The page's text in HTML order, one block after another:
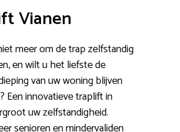
Vianen
meer om de trap zelfstandig
en wilt u het liefste de
van uw woning blijven
Een innovatieve traplift in
uw zelfstandigheid.
senioren en mindervaliden